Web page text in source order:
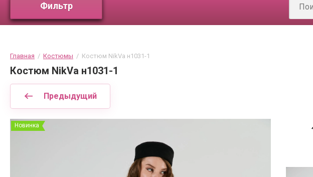
Фильтр
Главная
  /
Костюмы
  /  Костюм NikVa н1031-1
Костюм NikVa н1031-1
Предыдущий
Новинка